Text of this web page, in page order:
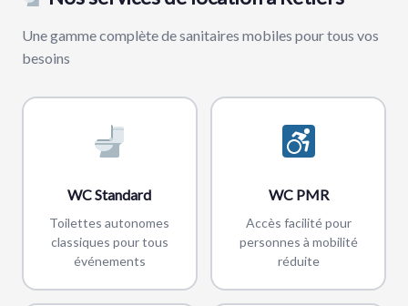
Une gamme complète de sanitaires mobiles pour tous vos
besoins
WC Standard
Toilettes autonomes
classiques pour tous
événements
WC PMR
Accès facilité pour
personnes à mobilité
réduite